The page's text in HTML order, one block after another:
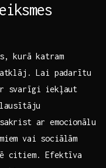
kurā katram
Lai padarītu
svarīgi iekļaut
ar emocionālu
‌vai sociālām
citiem.​ Efektīva⁣